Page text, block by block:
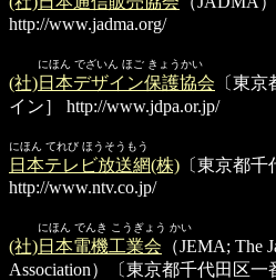
http://www.jadma.org/
にほん でざいん ほご きょうかい
(社)日本デザイン保護協会 〔東
イン］
http://www.jdpa.or.jp/
にほん てれび ほうそうもう
日本テレビ放送網(株) 〔東京都千
http://www.ntv.co.jp/
にほん でんき こうぎょう かい
(社)日本電機工業会 （JEMA; The
Association）〔東京都千代田区一